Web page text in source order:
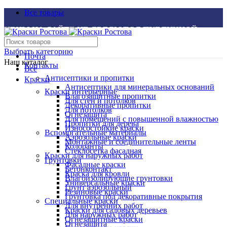
Все товары
ЦЕНЫ НА САЙТЕ НЕ ЯВЛЯЮТСЯ ПУБЛИЧНОЙ
ОФЕРТОЙ
Почта
Контакты
Выбрать категорию
Все
Антисептики и пропитки
Антисептики для минеральных оснований
Влагозащитные пропитки
Декоративные пропитки
Огнезащита
Пропитки для дерева
Вспомогательные материалы
Монтажные и соединительные ленты
Стеклосетка фасадная
Грунтовки
Бетонконтакт
Влагоизолирующие грунтовки
Грунт аэрозольный
Грунтовка под декоративные покрытия
Для внутренних работ
Для наружных работ
Огнезащита
Наш каталог
Краски
Краски интерьерные
Для стен и потолков
Для потолков
Для помещений с повышенной влажностью
Износостойкие краски
Аэрозольные краски
Колоранты
Краски для наружных работ
Фасадные краски
Краска для кровли
Универсальные краски
Резиновые краски
Специальные краски
Краски для садовых деревьев
Огнезащитные краски